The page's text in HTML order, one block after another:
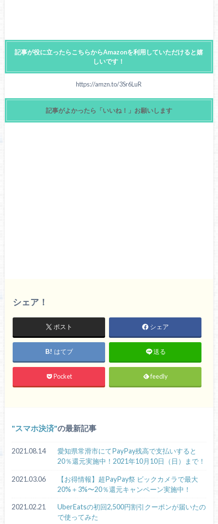
記事が役に立ったらこちらからAmazonを利用していただけると嬉
しいです！
https://amzn.to/3Sr6LuR
記事がよかったら「いいね！」お願いします
シェア！
ポスト シェア
はてブ 送る
Pocket feedly
スマホ決済 の最新記事
2021.08.14
愛知県常滑市にてPayPay残高で支払いすると
20％還元実施中！2021年10月10日（日）まで！
2021.03.06
【お得情報】超PayPay祭 ビックカメラで最大
20%＋3%〜20％還元キャンペーン実施中！
2021.02.21
UberEatsの初回2,500円割引クーポンが届いたの
で使ってみた